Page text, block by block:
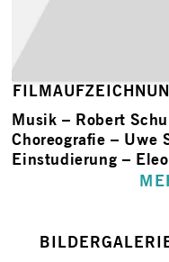
Musik – Robert
Choreografie – Uwe
Einstudierung –